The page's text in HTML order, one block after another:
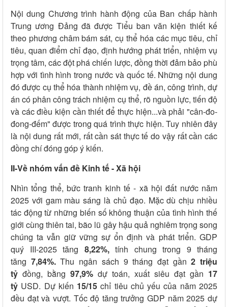
Nội dung Chương trình hành động của Ban chấp hành
Trung ương Đảng đã được Tiểu ban văn kiện thiết kế
theo phương châm bám sát, cụ thể hóa các mục tiêu, chỉ
tiêu, quan điểm chỉ đạo, định hướng phát triển, nhiệm vụ
trọng tâm, các đột phá chiến lược, đồng thời đảm bảo phù
hợp với tình hình trong nước và quốc tế. Những nội dung
đó được cụ thể hóa thành nhiệm vụ, đề án, công trình, dự
án có phân công trách nhiệm cụ thể, rõ nguồn lực, tiến độ
và các điều kiện cần thiết để thực hiện...và phải "cân-đo-
đong-đếm" được trong quá trình thực hiện. Tuy nhiên đây
là nội dung rất mới, rất cần sát thực tế do vậy rất cần các
đồng chí đóng góp ý kiến.
II-Về nhóm vấn đề Kinh tế - Xã hội
Nhìn tổng thể, bức tranh kinh tế - xã hội đất nước năm
2025 với gam màu sáng là chủ đạo. Mặc dù chịu nhiều
tác động từ những biến số không thuận của tình hình thế
giới cùng thiên tai, bão lũ gây hậu quả nghiêm trọng song
chúng ta vẫn giữ vững sự ổn định và phát triển. GDP
quý III-2025 tăng 8,22%,tính chung trong 9 tháng
tăng 7,84%.Thu ngân sách 9 tháng đạt gần2 triệu
tỷ đồng, bằng 97,9% dự toán, xuất siêu đạt gần 17
tỷ USD. Dự kiến 15/15 chỉ tiêu chủ yếu của năm 2025
đều đạt và vượt. Tốc độ tăng trưởng GDP năm 2025 dự